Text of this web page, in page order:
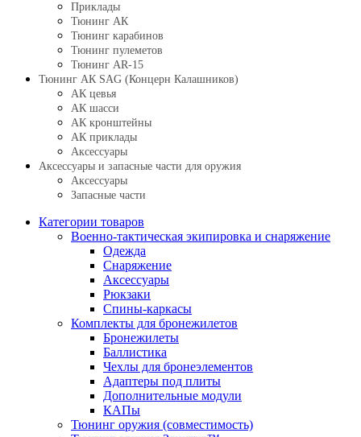
Приклады
Тюнинг АК
Тюнинг карабинов
Тюнинг пулеметов
Тюнинг AR-15
Тюнинг АК SAG (Концерн Калашников)
АК цевья
АК шасси
АК кронштейны
АК приклады
Аксессуары
Аксессуары и запасные части для оружия
Аксессуары
Запасные части
Категории товаров
Военно-тактическая экипировка и снаряжение
Одежда
Снаряжение
Аксессуары
Рюкзаки
Спины-каркасы
Комплекты для бронежилетов
Бронежилеты
Баллистика
Чехлы для бронеэлементов
Адаптеры под плиты
Дополнительные модули
КАПы
Тюнинг оружия (совместимость)